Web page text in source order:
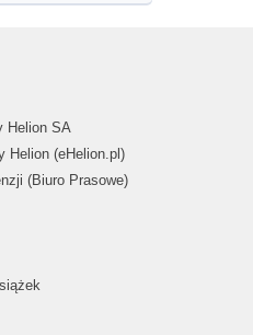
Helion SA
Helion (eHelion.pl)
(Biuro Prasowe)